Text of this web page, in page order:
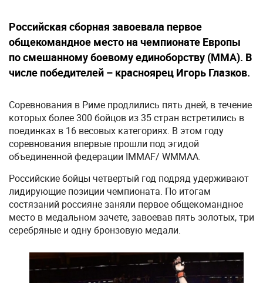
Российская сборная завоевала первое
общекомандное место на чемпионате Европы
по смешанному боевому единоборству (ММА). В
числе победителей – красноярец Игорь Глазков.
Соревнования в Риме продлились пять дней, в течение
которых более 300 бойцов из 35 стран встретились в
поединках в 16 весовых категориях. В этом году
соревнования впервые прошли под эгидой
объединенной федерации IMMAF/ WMMAA.
Российские бойцы четвертый год подряд удерживают
лидирующие позиции чемпионата. По итогам
состязаний россияне заняли первое общекомандное
место в медальном зачете, завоевав пять золотых, три
серебряные и одну бронзовую медали.